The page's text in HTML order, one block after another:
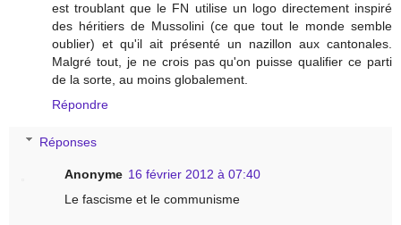
est troublant que le FN utilise un logo directement inspiré
des héritiers de Mussolini (ce que tout le monde semble
oublier) et qu'il ait présenté un nazillon aux cantonales.
Malgré tout, je ne crois pas qu'on puisse qualifier ce parti
de la sorte, au moins globalement.
Répondre
Réponses
Anonyme 16 février 2012 à 07:40
Le fascisme et le communisme